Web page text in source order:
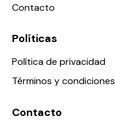
Contacto
Políticas
Política de privacidad
Términos y condiciones
Contacto